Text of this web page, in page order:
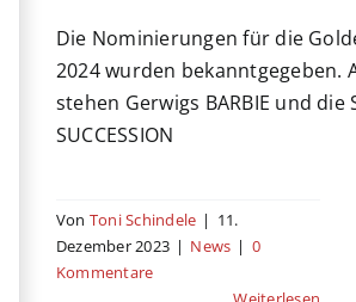
Die Nominierungen für die
2024 wurden bekanntgegeben.
stehen Gerwigs BARBIE und die
SUCCESSION
Von Toni Schindele | 11.
Dezember 2023 | News | 0
Kommentare